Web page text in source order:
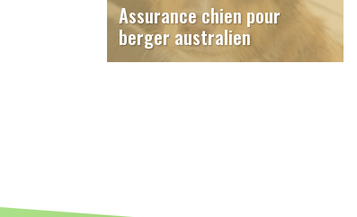
Assurance chien pour
berger australien